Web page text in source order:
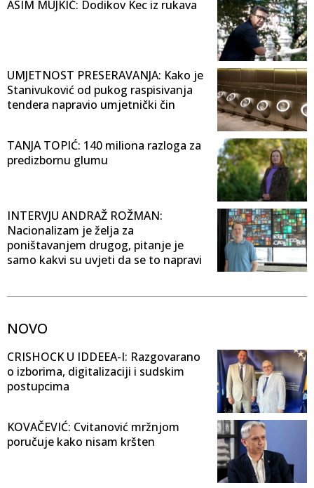
ASIM MUJKIĆ: Dodikov Kec iz rukava
UMJETNOST PRESERAVANJA: Kako je
Stanivuković od pukog raspisivanja
tendera napravio umjetnički čin
TANJA TOPIĆ: 140 miliona razloga za
predizbornu glumu
INTERVJU ANDRAŽ ROŽMAN:
Nacionalizam je želja za
poništavanjem drugog, pitanje je
samo kakvi su uvjeti da se to napravi
NOVO
CRISHOCK U IDDEEA-I: Razgovarano
o izborima, digitalizaciji i sudskim
postupcima
KOVAČEVIĆ: Cvitanović mržnjom
poručuje kako nisam kršten